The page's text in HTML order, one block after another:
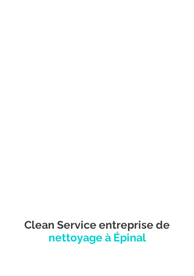
Clean Service entreprise de
nettoyage à Épinal